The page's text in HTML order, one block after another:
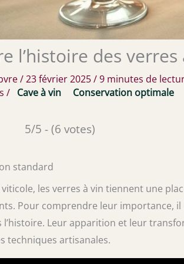
l’histoire des
/23 février 2025/9 minutes de
/ Cave à vin Conservation optimale
5/5 - (6 votes)
les verres à vin tiennent une
Pour comprendre leur importance,
l’histoire. Leur apparition et leur
techniques artisanales.